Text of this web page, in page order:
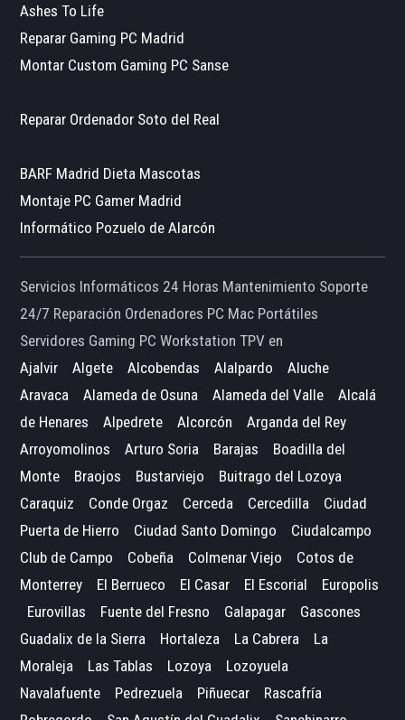
Ashes To Life
Reparar Gaming PC Madrid
Montar Custom Gaming PC Sanse
Reparar Ordenador Soto del Real
BARF Madrid Dieta Mascotas
Montaje PC Gamer Madrid
Informático Pozuelo de Alarcón
Servicios Informáticos 24 Horas Mantenimiento Soporte
24/7 Reparación Ordenadores PC Mac Portátiles
Servidores Gaming PC Workstation TPV en
Ajalvir
Algete Alcobendas Alalpardo
Aluche
Aravaca
Alameda de Osuna Alameda del Valle
Alcalá
de Henares
Alpedrete Alcorcón
Arganda del Rey
Arroyomolinos
Arturo Soria Barajas
Boadilla del
Monte
Braojos Bustarviejo
Buitrago del Lozoya
Caraquiz
Conde Orgaz Cerceda Cercedilla
Ciudad
Puerta de Hierro
Ciudad Santo Domingo
Ciudalcampo
Club de Campo
Cobeña Colmenar Viejo
Cotos de
Monterrey
El Berrueco El Casar El Escorial
Europolis
Eurovillas
Fuente del Fresno Galapagar
Gascones
Guadalix de la Sierra
Hortaleza La Cabrera
La
Moraleja
Las Tablas Lozoya
Lozoyuela
Navalafuente
Pedrezuela Piñuecar
Rascafría